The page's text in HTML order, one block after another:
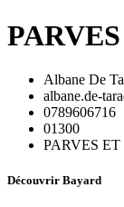
Albane De
albane.de-
0789606716
01300
PARVES
Découvrir Bayard